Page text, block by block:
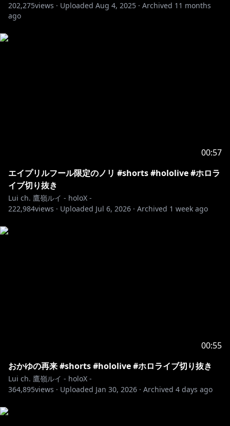
202,275views · Uploaded Aug 4, 2025 · Archived 11 months
ago
00:57
エイプリルフール限定のノリ #shorts #hololive #ホロラ
イブ切り抜き
Lui ch. 鷹嶺ルイ - holoX -
222,984views · Uploaded Jul 6, 2026 · Archived 1 week ago
00:55
おかゆの再来 #shorts #hololive #ホロライブ切り抜き
Lui ch. 鷹嶺ルイ - holoX -
364,895views · Uploaded Jan 30, 2026 · Archived 4 days ago